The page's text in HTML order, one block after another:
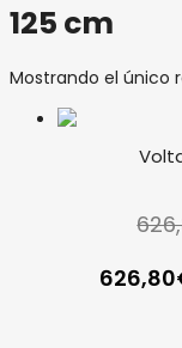
125 cm
Mostrando el único